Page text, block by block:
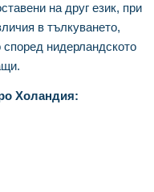
на друг език, при
в тълкуването,
според нидерландското
Холандия: